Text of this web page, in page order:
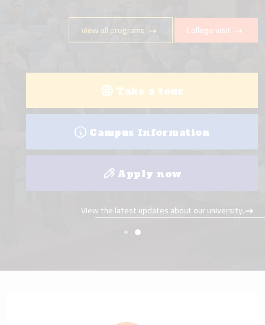
College visit
View all programs
Take a tour
Campus Information
Apply now
View the latest updates about our university.